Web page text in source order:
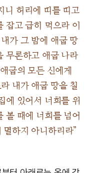
니 허리에 띠를 띠고
잡고 급히 먹으라 이
가 그 밤에 애굽 땅
무론하고 애굽 나라
굽의 모든 신에게
내가 애굽 땅을 칠
에 있어서 너희를 위
볼 때에 너희를 넘어
하지 아니하리라”